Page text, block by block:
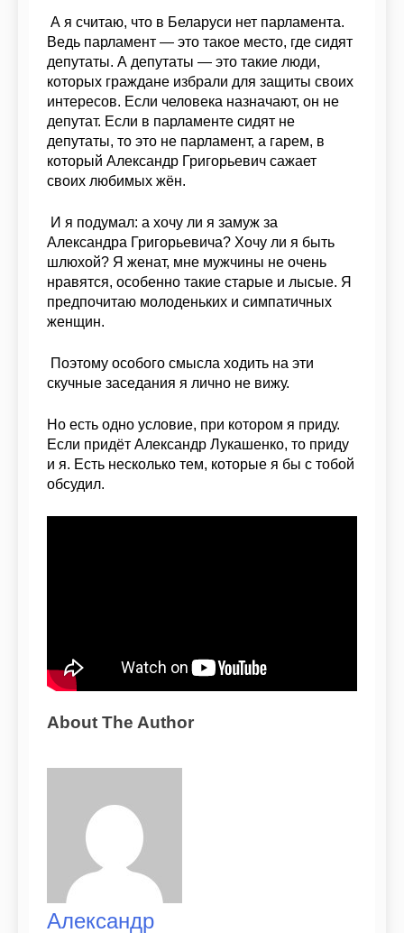
А я считаю, что в Беларуси нет парламента.
Ведь парламент — это такое место, где сидят
депутаты. А депутаты — это такие люди,
которых граждане избрали для защиты своих
интересов. Если человека назначают, он не
депутат. Если в парламенте сидят не
депутаты, то это не парламент, а гарем, в
который Александр Григорьевич сажает
своих любимых жён.
И я подумал: а хочу ли я замуж за
Александра Григорьевича? Хочу ли я быть
шлюхой? Я женат, мне мужчины не очень
нравятся, особенно такие старые и лысые. Я
предпочитаю молоденьких и симпатичных
женщин.
Поэтому особого смысла ходить на эти
скучные заседания я лично не вижу.
Но есть одно условие, при котором я приду.
Если придёт Александр Лукашенко, то приду
и я. Есть несколько тем, которые я бы с тобой
обсудил.
About The Author
Александр